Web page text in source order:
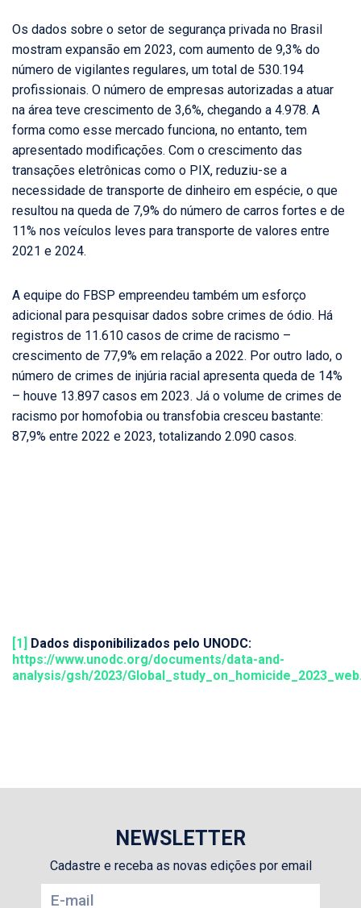
Os dados sobre o setor de segurança privada no Brasil
mostram expansão em 2023, com aumento de 9,3% do
número de vigilantes regulares, um total de 530.194
profissionais. O número de empresas autorizadas a atuar
na área teve crescimento de 3,6%, chegando a 4.978. A
forma como esse mercado funciona, no entanto, tem
apresentado modificações. Com o crescimento das
transações eletrônicas como o PIX, reduziu-se a
necessidade de transporte de dinheiro em espécie, o que
resultou na queda de 7,9% do número de carros fortes e de
11% nos veículos leves para transporte de valores entre
2021 e 2024.
A equipe do FBSP empreendeu também um esforço
adicional para pesquisar dados sobre crimes de ódio. Há
registros de 11.610 casos de crime de racismo –
crescimento de 77,9% em relação a 2022. Por outro lado, o
número de crimes de injúria racial apresenta queda de 14%
– houve 13.897 casos em 2023. Já o volume de crimes de
racismo por homofobia ou transfobia cresceu bastante:
87,9% entre 2022 e 2023, totalizando 2.090 casos.
[1]
Dados disponibilizados pelo UNODC:
https://www.unodc.org/documents/data-and-
analysis/gsh/2023/
NEWSLETTER
Cadastre e receba as novas edições por email